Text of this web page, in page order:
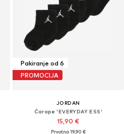
Pakiranje od 6
PROMOCIJA
JORDAN
Čarape 'EVERYDAY ESS'
15,90 €
Prvotno: 19,90 €